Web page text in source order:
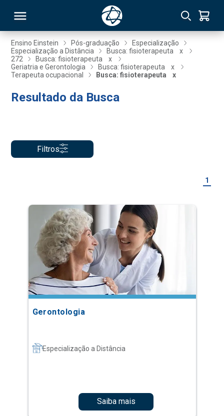
Ensino Einstein Pós-graduação
Especialização
Especialização a Distância
Busca: fisioterapeuta
x
272
Busca: fisioterapeuta
x
Geriatria e Gerontologia
Busca: fisioterapeuta
x
Terapeuta ocupacional
Busca: fisioterapeuta x
Resultado da Busca
Filtros
1
Gerontologia
Especialização a Distância
Saiba mais